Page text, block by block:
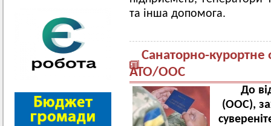
та інша допомога.
Санаторно-курортне
АТО/ООС
До
(ООС),